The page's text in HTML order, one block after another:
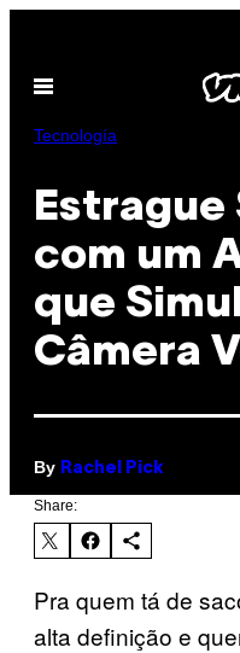
content
Open
Tecnología
Estrague
com um
que
Câmera
By Rachel Pick
Share:
Pra quem tá de
alta definição e